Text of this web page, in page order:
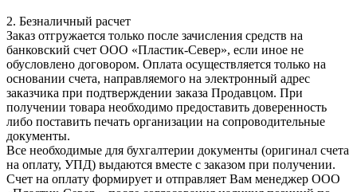
2. Безналичный расчет
Заказ отгружается только после зачисления средств на
банковский счет ООО «Пластик-Север», если иное не
обусловлено договором. Оплата осуществляется только на
основании счета, направляемого на электронный адрес
заказчика при подтверждении заказа Продавцом. При
получении товара необходимо предоставить доверенность
либо поставить печать организации на сопроводительные
документы.
Все необходимые для бухгалтерии документы (оригинал счета
на оплату, УПД) выдаются вместе с заказом при получении.
Счет на оплату формирует и отправляет Вам менеджер ООО